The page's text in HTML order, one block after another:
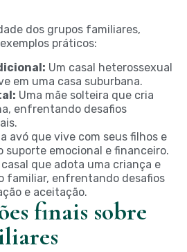
dos grupos familiares,
práticos:
Um casal heterossexual
em uma casa suburbana.
Uma mãe solteira que cria
enfrentando desafios
avó que vive com seus filhos e
suporte emocional e financeiro.
casal que adota uma criança e
familiar, enfrentando desafios
e aceitação.
finais sobre